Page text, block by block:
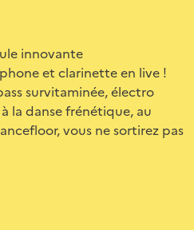
innovante
et clarinette en live !
survitaminée, électro
la danse frénétique, au
vous ne sortirez pas